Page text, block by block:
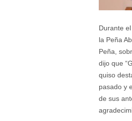
Durante
la Peña
Peña,
dijo que
quiso
pasado y
de sus